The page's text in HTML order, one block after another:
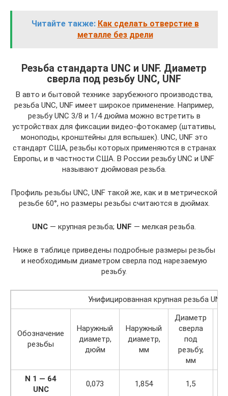
Читайте также: Как сделать отверстие в
металле без дрели
Резьба стандарта UNC и UNF. Диаметр
сверла под резьбу UNC, UNF
В авто и бытовой технике зарубежного производства,
резьба UNC, UNF имеет широкое применение. Например,
резьбу UNC 3/8 и 1/4 дюйма можно встретить в
устройствах для фиксации видео-фотокамер (штативы,
моноподы, кронштейны для вспышек). UNC, UNF это
стандарт США, резьбы которых применяются в странах
Европы, и в частности США. В России резьбу UNC и UNF
называют дюймовая резьба.
Профиль резьбы UNC, UNF такой же, как и в метрической
резьбе 60°, но размеры резьбы считаются в дюймах.
UNC — крупная резьба; UNF — мелкая резьба.
Ниже в таблице приведены подробные размеры резьбы
и необходимым диаметром сверла под нарезаемую
резьбу.
Унифицированная крупная резьба UNC
Обозначение
резьбы
Наружный
диаметр,
дюйм
Наружный
диаметр,
мм
Диаметр
сверла
под
резьбу,
мм
N 1 — 64
UNC
0,073 1,854 1,5